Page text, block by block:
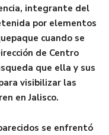
integrante del
por elementos
cuando se
de Centro
que ella y sus
visibilizar las
en Jalisco.
se enfrentó